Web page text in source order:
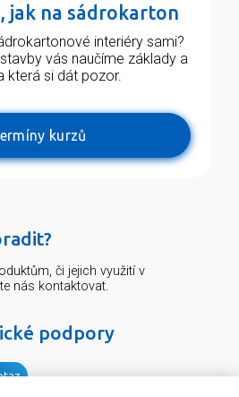
jak na sádrokarton
interiéry sami?
vás naučíme základy a
která si dát pozor.
kurzů
či jejich využití v
nás kontaktovat.
podpory